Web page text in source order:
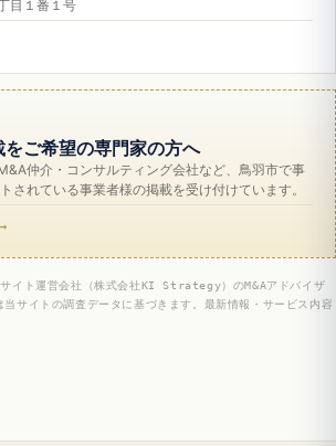
目１番１号
をご希望の専門家の方へ
仲介・コンサルティング会社など、鳥羽市で事
されている事業者様の掲載を受け付けています。
イト運営会社（株式会社KI Strategy）のM&Aアドバイザ
当サイトの調査データに基づきます。最新情報・サービス内容